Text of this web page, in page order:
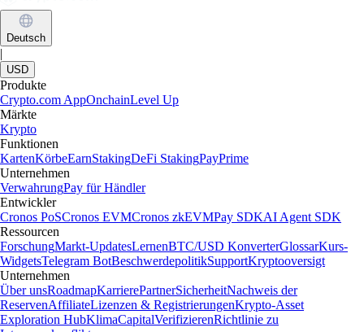
Deutsch
|
USD
Produkte
Crypto.com AppOnchainLevel Up
Märkte
Krypto
Funktionen
KartenKörbeEarnStakingDeFi StakingPayPrime
Unternehmen
VerwahrungPay für Händler
Entwickler
Cronos PoSCronos EVMCronos zkEVMPay SDKAI Agent SDK
Ressourcen
ForschungMarkt-UpdatesLernenBTC/USD KonverterGlossarKurs-
WidgetsTelegram BotBeschwerdepolitikSupportKryptooversigt
Unternehmen
Über unsRoadmapKarrierePartnerSicherheitNachweis der
ReservenAffiliateLizenzen & RegistrierungenKrypto-Asset
Exploration HubKlimaCapitalVerifizierenRichtlinie zu